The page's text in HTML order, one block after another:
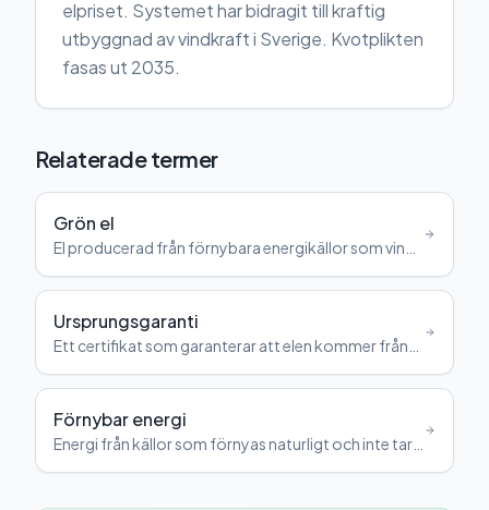
elpriset. Systemet har bidragit till kraftig
utbyggnad av vindkraft i Sverige. Kvotplikten
fasas ut 2035.
Relaterade termer
Grön el
El producerad från förnybara energikällor som vind,
Ursprungsgaranti
Ett certifikat som garanterar att elen kommer från
Förnybar energi
Energi från källor som förnyas naturligt och inte tar